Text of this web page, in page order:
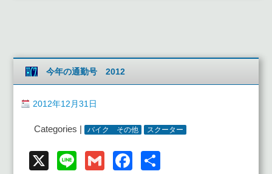
今年の通勤号 2012
2012年12月31日
Categories | バイク その他 スクーター
X LineGmailFacebook